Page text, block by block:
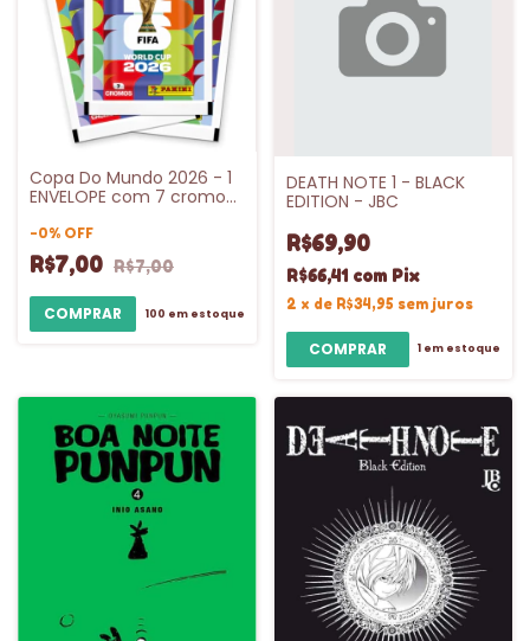
Copa Do Mundo 2026 - 1
ENVELOPE com 7 cromos
PRÉ-VENDA
-0% OFF
R$7,00 R$7,00
100 em estoque
DEATH NOTE 1 - BLACK
EDITION - JBC
R$69,90
R$66,41 com Pix
2 x de R$34,95 sem juros
1 em estoque